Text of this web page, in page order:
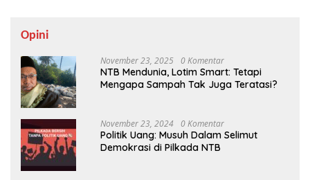
Opini
November 23, 2025 0 Komentar
NTB Mendunia, Lotim Smart: Tetapi
Mengapa Sampah Tak Juga Teratasi?
November 23, 2024 0 Komentar
Politik Uang: Musuh Dalam Selimut
Demokrasi di Pilkada NTB